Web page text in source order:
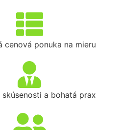
cenová ponuka na mieru
a bohatá prax